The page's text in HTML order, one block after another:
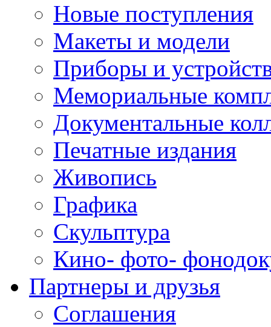
Новые поступления
Макеты и модели
Приборы и
Мемориальные
Документальные
Печатные издания
Живопись
Графика
Скульптура
Кино- фото-
Партнеры и друзья
Соглашения